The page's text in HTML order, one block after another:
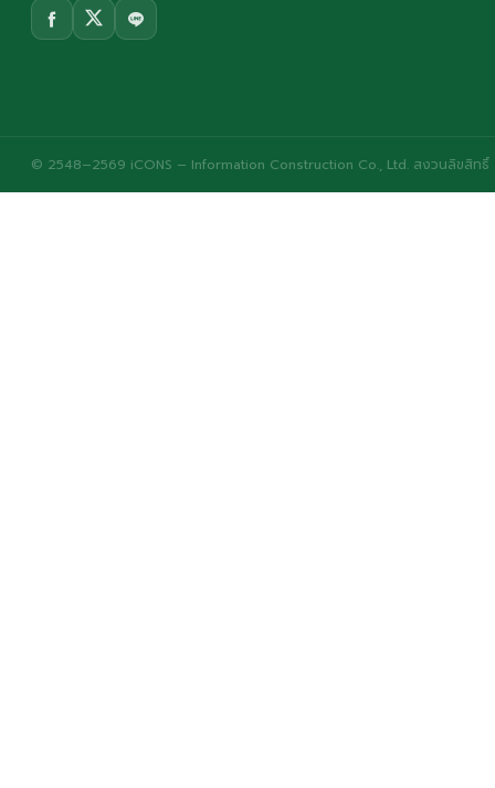
© 2548–2569 iCONS – Information Construction Co., Ltd. สงวนลิขสิทธิ์